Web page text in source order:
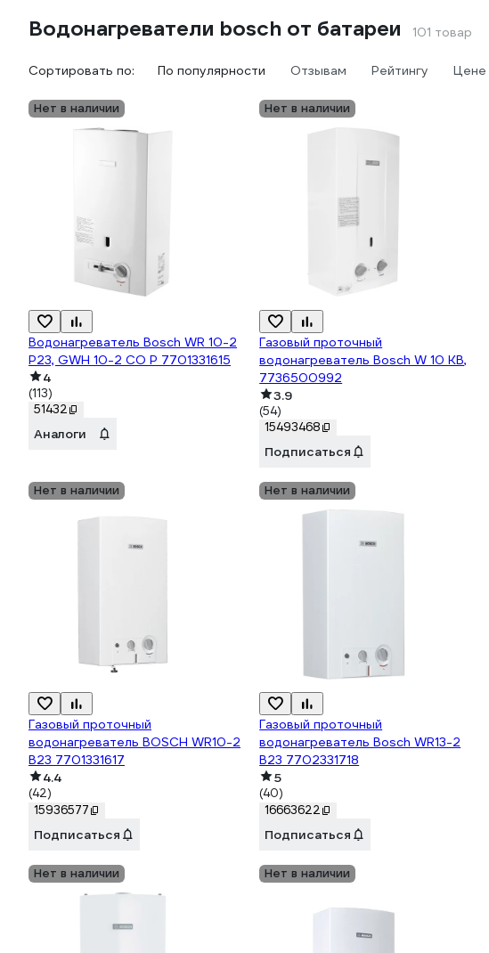
Водонагреватели bosch от батареи 101 товар
Сортировать по: По популярности Отзывам Рейтингу Цене
Нет в наличии
Водонагреватель Bosch WR 10-2
P23, GWH 10-2 CO P 7701331615
4
(113)
51432
Аналоги
Нет в наличии
Газовый проточный
водонагреватель Bosch W 10 KB,
7736500992
3.9
(54)
15493468
Подписаться
Нет в наличии
Газовый проточный
водонагреватель BOSCH WR10-2
B23 7701331617
4.4
(42)
15936577
Подписаться
Нет в наличии
Газовый проточный
водонагреватель Bosch WR13-2
B23 7702331718
5
(40)
16663622
Подписаться
Нет в наличии Нет в наличии